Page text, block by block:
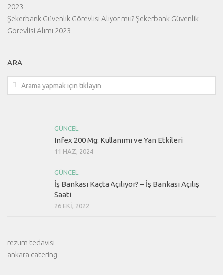
2023
Şekerbank Güvenlik Görevlisi Alıyor mu? Şekerbank Güvenlik
Görevlisi Alımı 2023
ARA
GÜNCEL
Infex 200 Mg: Kullanımı ve Yan Etkileri
11 HAZ, 2024
GÜNCEL
İş Bankası Kaçta Açılıyor? – İş Bankası Açılış
Saati
26 EKI, 2022
rezum tedavisi
ankara catering